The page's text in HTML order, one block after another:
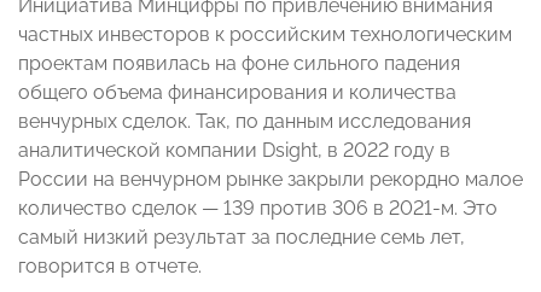
Инициатива Минцифры по привлечению внимания
частных инвесторов к российским технологическим
проектам появилась на фоне сильного падения
общего объема финансирования и количества
венчурных сделок. Так, по данным исследования
аналитической компании Dsight, в 2022 году в
России на венчурном рынке закрыли рекордно малое
количество сделок — 139 против 306 в 2021-м. Это
самый низкий результат за последние семь лет,
говорится в отчете.